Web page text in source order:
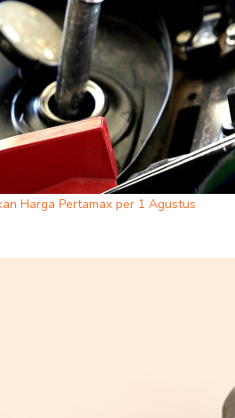
Harga Pertamax per 1 Agustus